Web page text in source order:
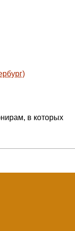
в которых